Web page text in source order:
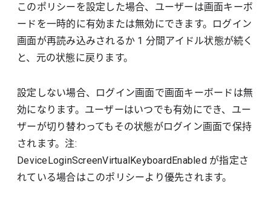
このポリシーを設定した場合、ユーザーは画面キーボ
ードを一時的に有効または無効にできます。ログイン
画面が再読み込みされるか 1 分間アイドル状態が続く
と、元の状態に戻ります。
設定しない場合、ログイン画面で画面キーボードは無
効になります。ユーザーはいつでも有効にでき、ユー
ザーが切り替わってもその状態がログイン画面で保持
されます。注:
DeviceLoginScreenVirtualKeyboardEnabled が指定さ
れている場合はこのポリシーより優先されます。